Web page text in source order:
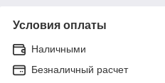
Условия оплаты
Наличными
Безналичный расчет